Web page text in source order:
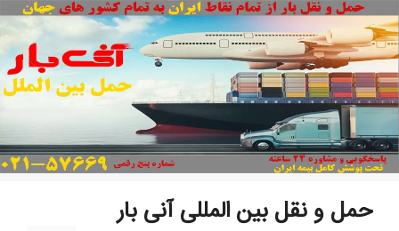
حمل و نقل بین المللی آنی بار